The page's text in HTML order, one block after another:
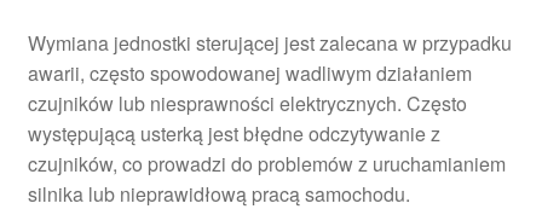
Wymiana jednostki sterującej jest zalecana w przypadku
awarii, często spowodowanej wadliwym działaniem
czujników lub niesprawności elektrycznych. Często
występującą usterką jest błędne odczytywanie z
czujników, co prowadzi do problemów z uruchamianiem
silnika lub nieprawidłową pracą samochodu.